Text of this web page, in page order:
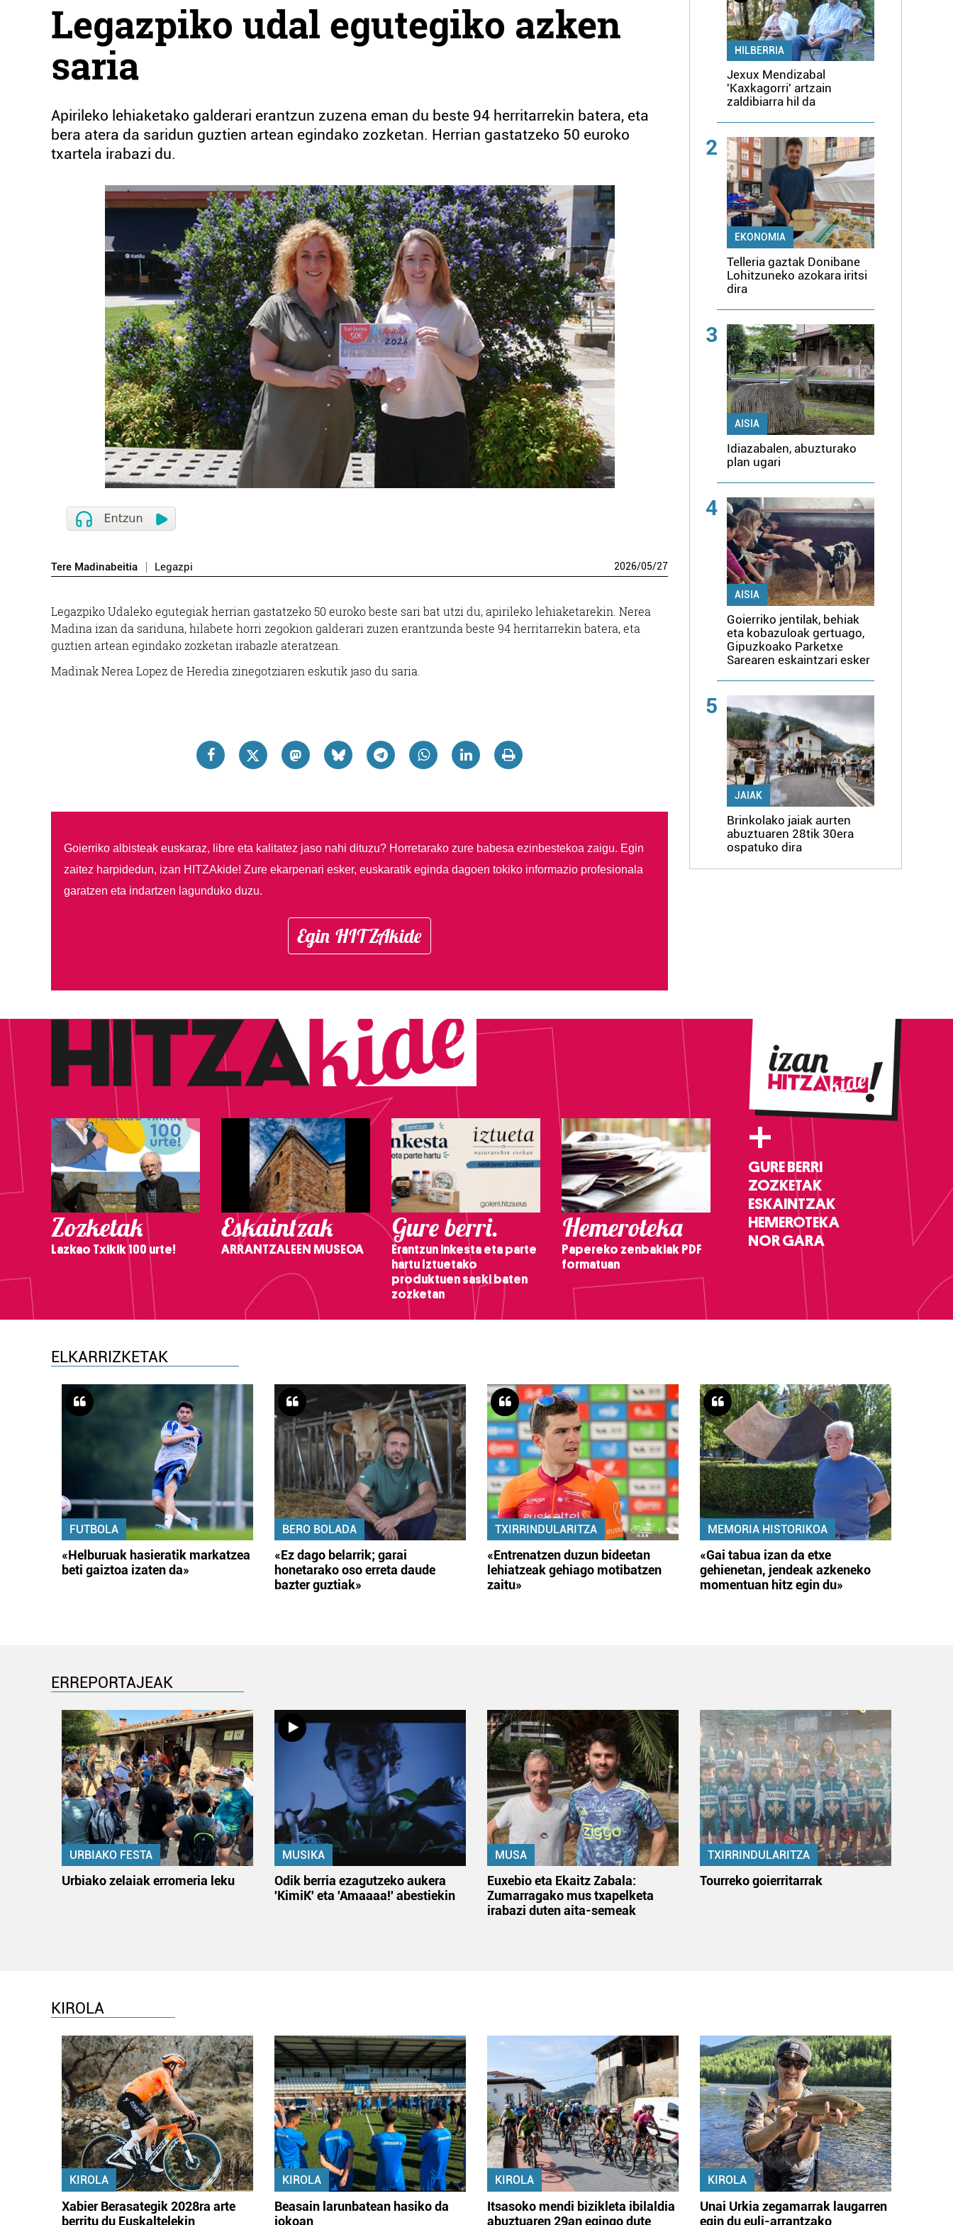
Legazpiko udal egutegiko azken
saria
Apirileko lehiaketako galderari erantzun zuzena eman du beste 94 herritarrekin batera, eta
bera atera da saridun guztien artean egindako zozketan. Herrian gastatzeko 50 euroko
txartela irabazi du.
Tere Madinabeitia Legazpi 2026/05/27
Legazpiko Udaleko egutegiak herrian gastatzeko 50 euroko beste sari bat utzi du, apirileko lehiaketarekin. Nerea
Madina izan da sariduna, hilabete horri zegokion galderari zuzen erantzunda beste 94 herritarrekin batera, eta
guztien artean egindako zozketan irabazle ateratzean.
Madinak Nerea Lopez de Heredia zinegotziaren eskutik jaso du saria.
Goierriko albisteak euskaraz, libre eta kalitatez jaso nahi dituzu? Horretarako zure babesa ezinbestekoa zaigu. Egin
zaitez harpidedun, izan HITZAkide! Zure ekarpenari esker, euskaratik eginda dagoen tokiko informazio profesionala
garatzen eta indartzen lagunduko duzu.
Egin HITZAkide
HILBERRIA
Jexux Mendizabal
'Kaxkagorri' artzain
zaldibiarra hil da
2
EKONOMIA
Telleria gaztak Donibane
Lohitzuneko azokara iritsi
dira
3
AISIA
Idiazabalen, abuzturako
plan ugari
4
AISIA
Goierriko jentilak, behiak
eta kobazuloak gertuago,
Gipuzkoako Parketxe
Sarearen eskaintzari esker
5
JAIAK
Brinkolako jaiak aurten
abuztuaren 28tik 30era
ospatuko dira
Zozketak
Lazkao Txikik 100 urte!
Eskaintzak
ARRANTZALEEN MUSEOA
Gure berri.
Erantzun inkesta eta parte
hartu Iztuetako
produktuen saski baten
zozketan
Hemeroteka
Papereko zenbakiak PDF
formatuan
+
GURE BERRI
ZOZKETAK
ESKAINTZAK
HEMEROTEKA
NOR GARA
ELKARRIZKETAK
FUTBOLA
«Helburuak hasieratik markatzea
beti gaiztoa izaten da»
BERO BOLADA
«Ez dago belarrik; garai
honetarako oso erreta daude
bazter guztiak»
TXIRRINDULARITZA
«Entrenatzen duzun bideetan
lehiatzeak gehiago motibatzen
zaitu»
MEMORIA HISTORIKOA
«Gai tabua izan da etxe
gehienetan, jendeak azkeneko
momentuan hitz egin du»
ERREPORTAJEAK
URBIAKO FESTA
Urbiako zelaiak erromeria leku
MUSIKA
Odik berria ezagutzeko aukera
'KimiK' eta 'Amaaaa!' abestiekin
MUSA
Euxebio eta Ekaitz Zabala:
Zumarragako mus txapelketa
irabazi duten aita-semeak
TXIRRINDULARITZA
Tourreko goierritarrak
KIROLA
KIROLA
Xabier Berasategik 2028ra arte
berritu du Euskaltelekin
KIROLA
Beasain larunbatean hasiko da
jokoan
KIROLA
Itsasoko mendi bizikleta ibilaldia
abuztuaren 29an egingo dute
KIROLA
Unai Urkia zegamarrak laugarren
egin du euli-arrantzako